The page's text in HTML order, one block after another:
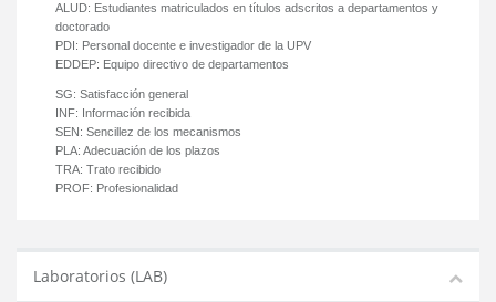
ALUD: Estudiantes matriculados en títulos adscritos a departamentos y
doctorado
PDI: Personal docente e investigador de la UPV
EDDEP: Equipo directivo de departamentos
SG: Satisfacción general
INF: Información recibida
SEN: Sencillez de los mecanismos
PLA: Adecuación de los plazos
TRA: Trato recibido
PROF: Profesionalidad
Laboratorios (LAB)